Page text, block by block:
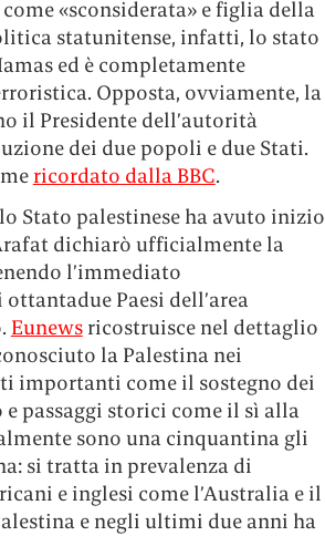
«sconsiderata» e figlia della
statunitense, infatti, lo stato
ed è completamente
Opposta, ovviamente, la
il Presidente dell’autorità
dei due popoli e due Stati.
ricordato dalla BBC.
Stato palestinese ha avuto inizio
dichiarò ufficialmente la
l’immediato
Paesi dell’area
Eunewsricostruisce nel dettaglio
la Palestina nei
importanti come il sostegno dei
passaggi storici come il sì alla
sono una cinquantina gli
si tratta in prevalenza di
e inglesi come l’Australia e il
e negli ultimi due anni ha